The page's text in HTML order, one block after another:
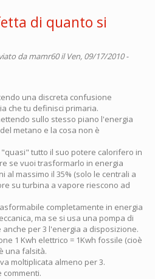
di quanto si
damamr60il Ven, 09/17/2010 -
una discreta confusione
che tu definisci primaria.
sullo stesso piano l'energia
metano e la cosa non è
tutto il suo potere calorifero in
se vuoi trasformarlo in energia
al massimo il 35% (solo le centrali a
su turbina a vapore riescono ad
completamente in energia
ma se si usa una pompa di
per 3 l'energia a disposizione.
1 Kwh elettrico = 1Kwh fossile (cioè
una falsità.
moltiplicata almeno per 3.
commenti.